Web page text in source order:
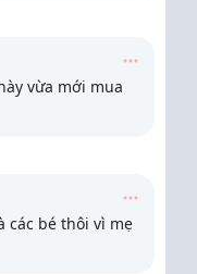
vừa mới mua
các bé thôi vì mẹ